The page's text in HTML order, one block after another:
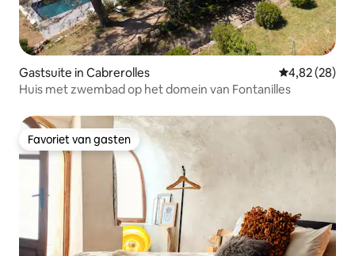
Gastsuite in Cabrerolles Gemiddelde
4,82 (28)
Huis met zwembad op het domein van Fontanilles
Favoriet van gasten
Favoriet van gasten